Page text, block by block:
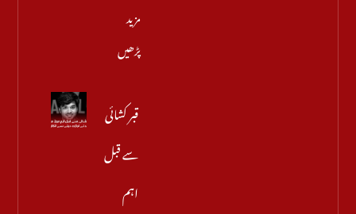
مزید
پڑھیں
قبر کشائی
سے قبل
اہم